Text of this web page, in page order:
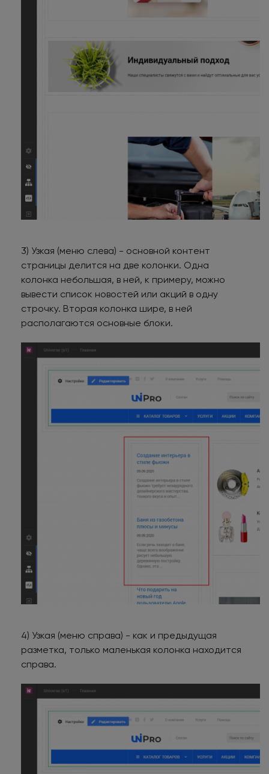
3) Узкая (меню слева) - основной контент
страницы делится на две колонки. Одна
колонка небольшая, в ней, к примеру, можно
вывести список новостей или акций в одну
строчку. Вторая колонка шире, в ней
располагаются основные блоки.
4) Узкая (меню справа) - как и предыдущая
разметка, только маленькая колонка находится
справа.